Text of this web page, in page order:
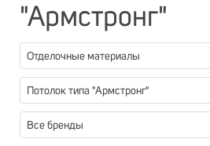
"Армстронг"
Отделочные материалы
Потолок типа "Армстронг"
Все бренды